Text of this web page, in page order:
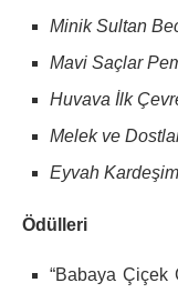
Minik Sultan
Mavi Saçlar
Huvava İlk
Melek ve
Eyvah
Ödülleri
“Babaya Çiçek